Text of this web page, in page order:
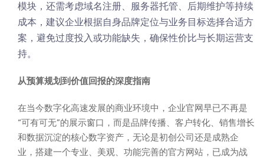
模块，还需考虑域名注册、服务器托管、后期维护等持续
成本，建议企业根据自身品牌定位与业务目标选择合适方
案，避免过度投入或功能缺失，确保性价比与长期运营支
持。
从预算规划到价值回报的深度指南
在当今数字化高速发展的商业环境中，企业官网早已不再是
“可有可无”的展示窗口，而是品牌传播、客户转化、销售增长
和数据沉淀的核心数字资产，无论是初创公司还是成熟企
业，搭建一个专业、美观、功能完善的官方网站，已成为战